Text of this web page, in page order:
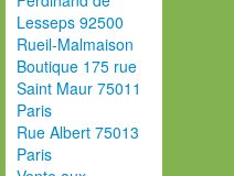
Lesseps 92500
Rueil-Malmaison
Boutique 175 rue
Saint Maur 75011
Paris
Rue Albert 75013
Paris